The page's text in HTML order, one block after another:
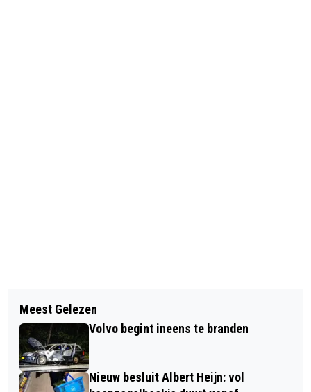
PARACHUTIST BIJ VOORPROGRAMMA
44E AIRBORNE TAPTOE
ZANGER-PIANIST ROON STAAL KOMT
NAAR CONCERTZAAL OOSTERBEEK
Meest Gelezen
Volvo begint ineens te branden
Nieuw besluit Albert Heijn: vol